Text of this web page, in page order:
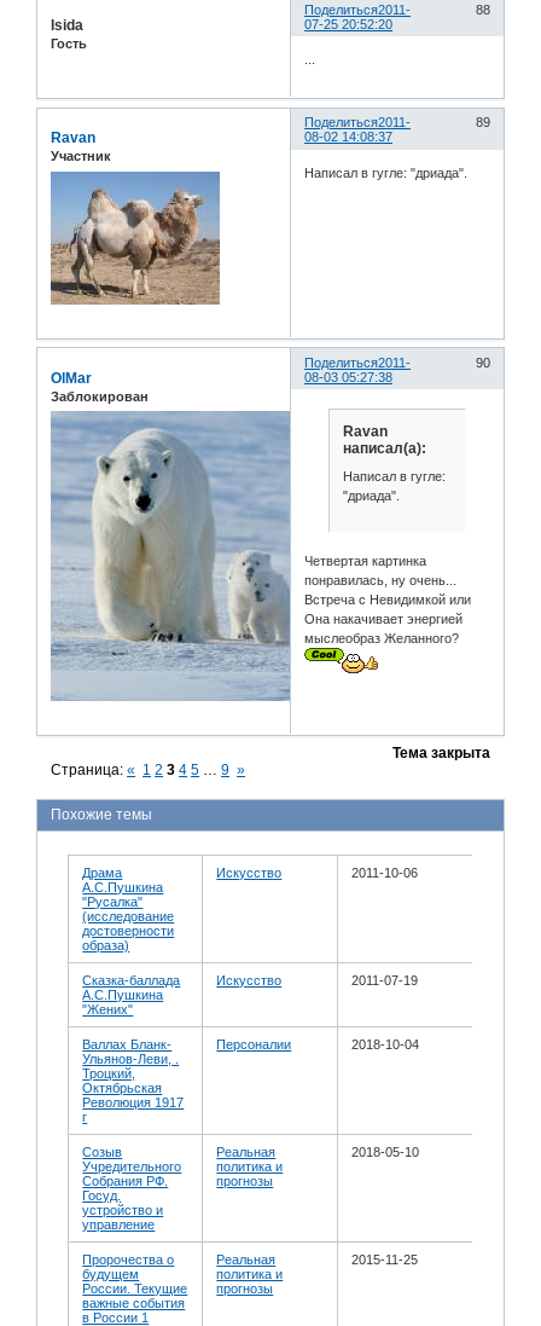
Поделиться 88
2011-
07-25 20:52:20
Isida
Гость
...
Поделиться 89
2011-
08-02 14:08:37
Ravan
Участник
Написал в гугле: "дриада".
Поделиться 90
2011-
08-03 05:27:38
OlMar
Заблокирован
Ravan
написал(а):
Написал в гугле:
"дриада".
Четвертая картинка
понравилась, ну очень...
Встреча с Невидимкой или
Она накачивает энергией
мыслеобраз Желанного?
Тема закрыта
Страница:« 1 2 3 4 5 … 9 »
Похожие темы
Драма
А.С.Пушкина
"Русалка"
(исследование
достоверности
образа)
Искусство 2011-10-06
Сказка-баллада
А.С.Пушкина
"Жених"
Искусство 2011-07-19
Валлах Бланк-
Ульянов-Леви, .
Троцкий,
Октябрьская
Революция 1917
г
Персоналии 2018-10-04
Созыв
Учредительного
Собрания РФ.
Госуд.
устройство и
управление
Реальная
политика и
прогнозы
2018-05-10
Пророчества о
будущем
России. Текущие
важные события
в России 1
Реальная
политика и
прогнозы
2015-11-25